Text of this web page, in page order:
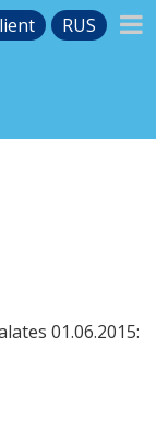
RUS
01.06.2015: